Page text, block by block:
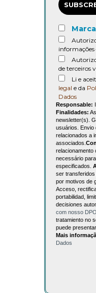
informações
de terceiros
Li e
legal e da
Dados
Responsable:
Finalidades:
newsletter(s).
usuários. Envio
relacionados a
associados.
relacionamento
necessário
especificados.
ser transferidos
por motivos de
Acceso,
portabilidad,
decisiones
com nosso DPO
tratamiento no
puede
Mais
Dados